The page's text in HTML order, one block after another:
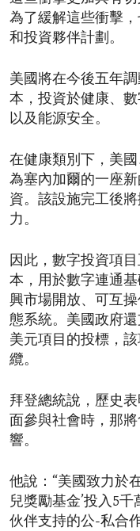
為了緩解這些衝擊
和投資夥伴計劃。
美國將在今後五年
本，投資於健康、
以及能源安全。
在健康類別下，美
為塞內加爾的一座
資。該設施完工後
力。
因此，數字投資項
本，用於數字連通
興市場開放、可互
態系統。美國政府
美元項目的投標，
纜。
拜登總統說，歷史
面參與社會時，那
響。
他說：“美國致力於
兒獎勵基金’投入5
伙伴支持的公-私合